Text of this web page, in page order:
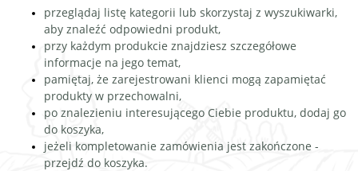
przeglądaj listę kategorii lub skorzystaj z wyszukiwarki,
aby znaleźć odpowiedni produkt,
przy każdym produkcie znajdziesz szczegółowe
informacje na jego temat,
pamiętaj, że zarejestrowani klienci mogą zapamiętać
produkty w przechowalni,
po znalezieniu interesującego Ciebie produktu, dodaj go
do koszyka,
jeżeli kompletowanie zamówienia jest zakończone -
przejdź do koszyka.